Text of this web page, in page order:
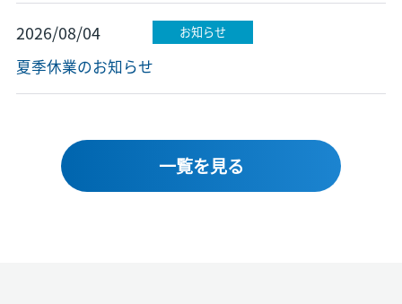
2026/08/04 お知らせ
夏季休業のお知らせ
一覧を見る